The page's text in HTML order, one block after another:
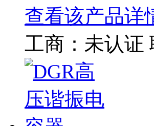
查看该产品详
工商： 未认证